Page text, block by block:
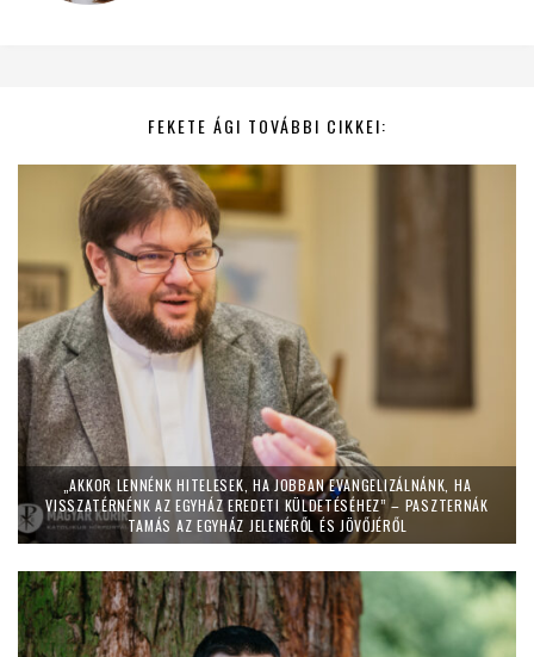
FEKETE ÁGI TOVÁBBI CIKKEI:
„AKKOR LENNÉNK HITELESEK, HA JOBBAN EVANGELIZÁLNÁNK, HA
VISSZATÉRNÉNK AZ EGYHÁZ EREDETI KÜLDETÉSÉHEZ” – PASZTERNÁK
TAMÁS AZ EGYHÁZ JELENÉRŐL ÉS JÖVŐJÉRŐL